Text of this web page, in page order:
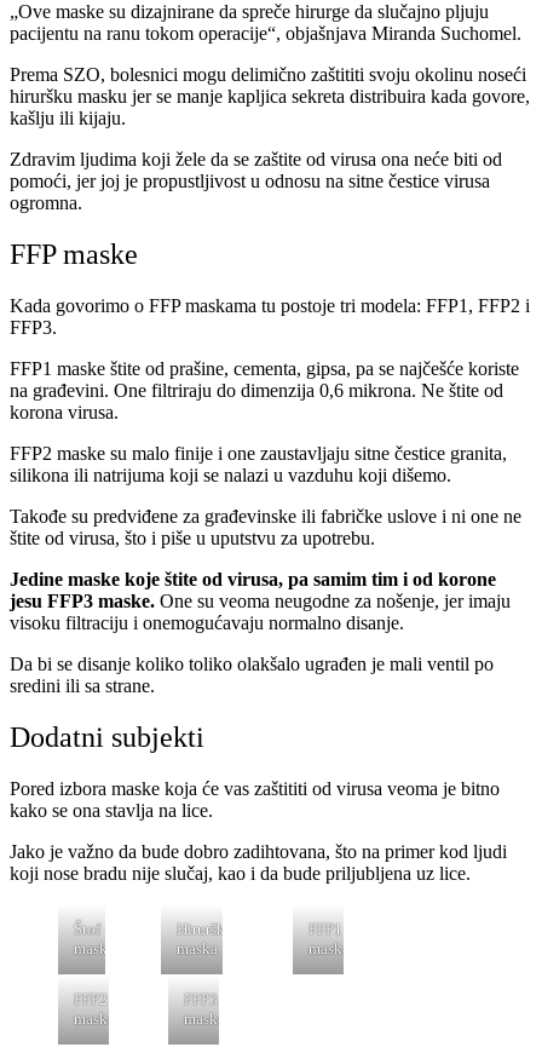
„Ove maske su dizajnirane da spreče hirurge da slučajno pljuju
pacijentu na ranu tokom operacije“, objašnjava Miranda Suchomel.
Prema SZO, bolesnici mogu delimično zaštititi svoju okolinu noseći
hiruršku masku jer se manje kapljica sekreta distribuira kada govore,
kašlju ili kijaju.
Zdravim ljudima koji žele da se zaštite od virusa ona neće biti od
pomoći, jer joj je propustljivost u odnosu na sitne čestice virusa
ogromna.
FFP maske
Kada govorimo o FFP maskama tu postoje tri modela: FFP1, FFP2 i
FFP3.
FFP1 maske štite od prašine, cementa, gipsa, pa se najčešće koriste
na građevini. One filtriraju do dimenzija 0,6 mikrona. Ne štite od
korona virusa.
FFP2 maske su malo finije i one zaustavljaju sitne čestice granita,
silikona ili natrijuma koji se nalazi u vazduhu koji dišemo.
Takođe su predviđene za građevinske ili fabričke uslove i ni one ne
štite od virusa, što i piše u uputstvu za upotrebu.
Jedine maske koje štite od virusa, pa samim tim i od korone
jesu FFP3 maske. One su veoma neugodne za nošenje, jer imaju
visoku filtraciju i onemogućavaju normalno disanje.
Da bi se disanje koliko toliko olakšalo ugrađen je mali ventil po
sredini ili sa strane.
Dodatni subjekti
Pored izbora maske koja će vas zaštititi od virusa veoma je bitno
kako se ona stavlja na lice.
Jako je važno da bude dobro zadihtovana, što na primer kod ljudi
koji nose bradu nije slučaj, kao i da bude priljubljena uz lice.
Štof
maska
Hirurška
maska
FFP1
maska
FFP2
maska
FFP3
maska